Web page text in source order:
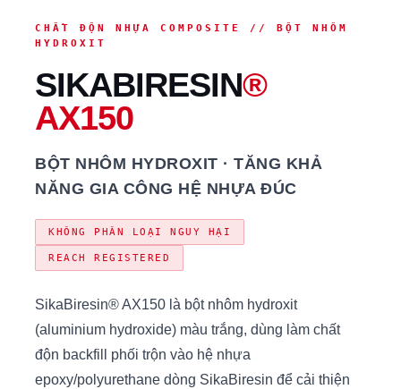
CHẤT ĐỘN NHỰA COMPOSITE // BỘT NHÔM
HYDROXIT
SIKABIRESIN®
AX150
BỘT NHÔM HYDROXIT · TĂNG KHẢ
NĂNG GIA CÔNG HỆ NHỰA ĐÚC
KHÔNG PHÂN LOẠI NGUY HẠI
REACH REGISTERED
SikaBiresin® AX150 là bột nhôm hydroxit
(aluminium hydroxide) màu trắng, dùng làm chất
độn backfill phối trộn vào hệ nhựa
epoxy/polyurethane dòng SikaBiresin để cải thiện